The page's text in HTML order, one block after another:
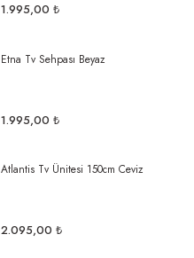
1.995,00 ₺
Etna Tv Sehpası Beyaz
1.995,00 ₺
Atlantis Tv Ünitesi 150cm Ceviz
2.095,00 ₺